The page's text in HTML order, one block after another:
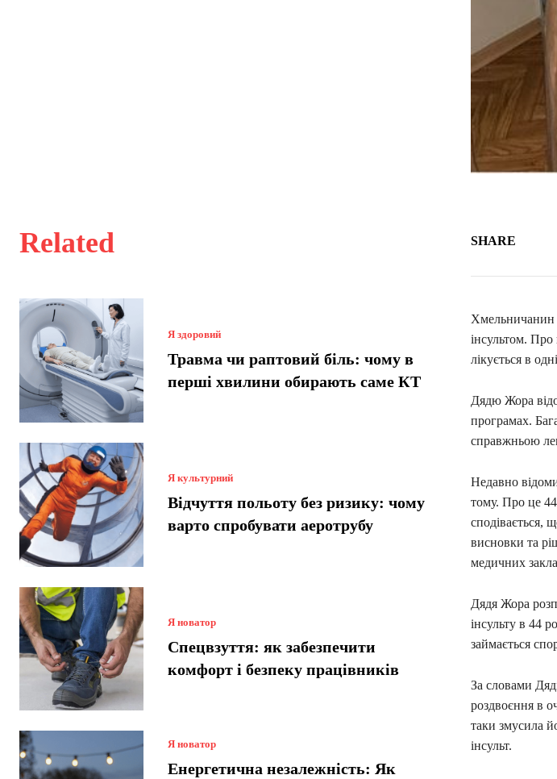
Related
Я здоровий
Травма чи раптовий біль: чому в
перші хвилини обирають саме КТ
Я культурний
Відчуття польоту без ризику: чому
варто спробувати аеротрубу
Я новатор
Спецвзуття: як забезпечити
комфорт і безпеку працівників
Я новатор
Енергетична незалежність: Як
SHARE
Хмельничанин
інсультом.
лікується в
Дядю Жора
програмах.
справжньою
Недавно
тому. Про це
сподівається,
висновки та
медичних
Дядя Жора
інсульту в 44
займається
За словами
роздвоєння в
таки змусила
інсульт.